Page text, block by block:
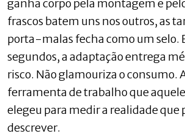
ganha corpo pela montagem e
frascos batem uns nos outros, as
porta-malas fecha como um selo.
segundos, a adaptação entrega
risco. Não glamouriza o consumo.
ferramenta de trabalho que
elegeu para medir a realidade que
descrever.